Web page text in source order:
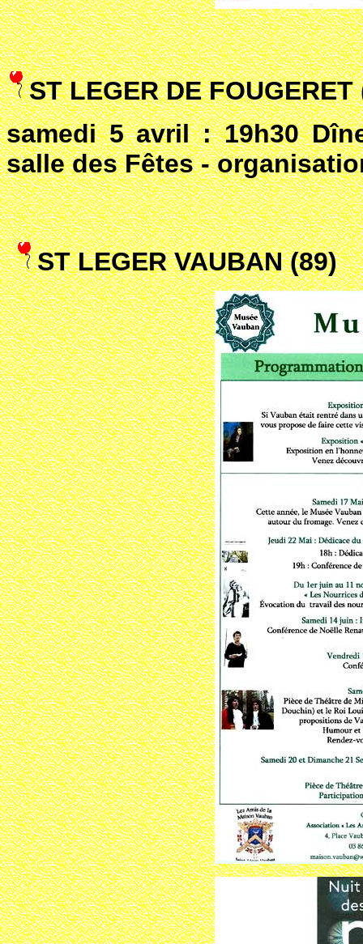
ST LEGER DE FOUGERET
samedi 5 avril : 19h30
salle des Fêtes -
ST LEGER VAUBAN (89)